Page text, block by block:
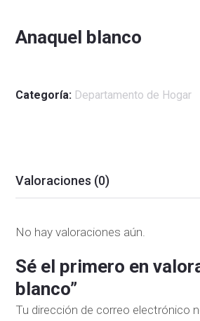
Anaquel blanco
Categoría: Departamento de Hogar
Valoraciones (0)
No hay valoraciones aún.
Sé el primero en
blanco”
Tu dirección de correo electrónico